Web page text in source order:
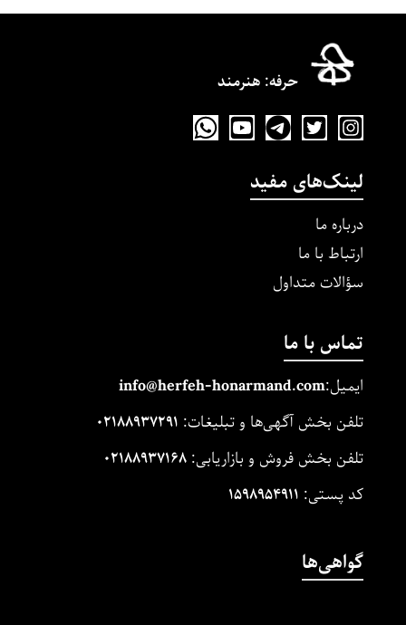
حرفه‌: هنرمند
لینک‌های مفید
درباره ما
ارتباط با ما
سؤالات متداول
تماس با ما
ایمیل: info@herfeh-honarmand.com
تلفن بخش آگهی‌ها و تبلیغات:
تلفن بخش فروش و بازاریابی:
کد پستی:
گواهی‌ها